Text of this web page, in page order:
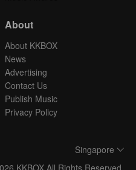
About
About KKBOX
News
Advertising
Contact Us
Publish Music
Privacy Policy
Singapore
KKBOX All Rights Reserved.